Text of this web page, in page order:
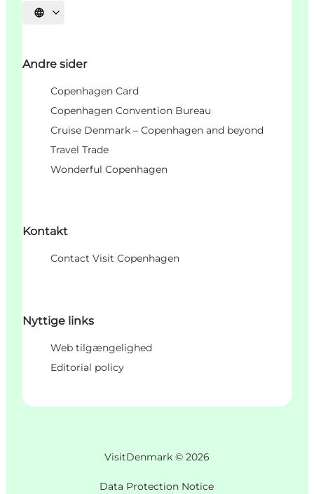
Vælg sprog
Andre sider
Copenhagen Card
Copenhagen Convention Bureau
Cruise Denmark – Copenhagen and beyond
Travel Trade
Wonderful Copenhagen
Kontakt
Contact Visit Copenhagen
Nyttige links
Web tilgængelighed
Editorial policy
VisitDenmark © 2026
Data Protection Notice